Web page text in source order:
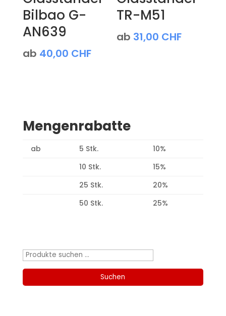
Bilbao G-
AN639
ab 40,00 CHF
TR-M51
ab 31,00 CHF
Mengenrabatte
ab 5 Stk.
10%
10 Stk.
15%
25 Stk.
20%
50 Stk.
25%
Suchen
Suchen